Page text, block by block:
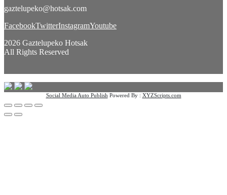
gaztelupeko@hotsak.com
FacebookTwitterInstagramYoutube
2026 Gaztelupeko Hotsak
All Rights Reserved
Social Media Auto Publish Powered By : XYZScripts.com